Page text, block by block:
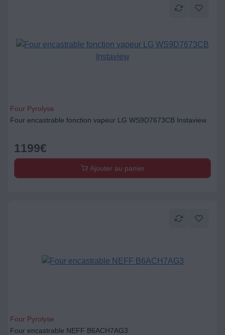
Four Pyrolyse
Four encastrable fonction vapeur LG WS9D7673CB Instaview
1199€
Ajouter au panier
Four Pyrolyse
Four encastrable NEFF B6ACH7AG3